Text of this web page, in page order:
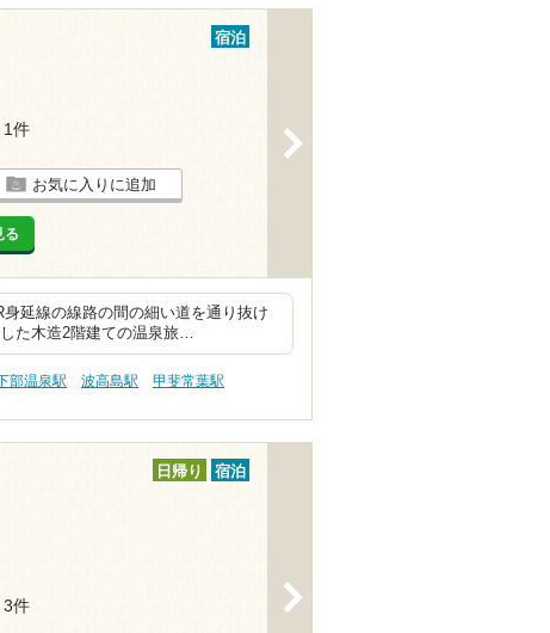
宿泊
1件
お気に入りに追加
る
延線の線路の間の細い道を通り抜け
た木造2階建ての温泉旅…
部温泉駅 波高島駅
甲斐常葉駅
日帰り 宿泊
3件